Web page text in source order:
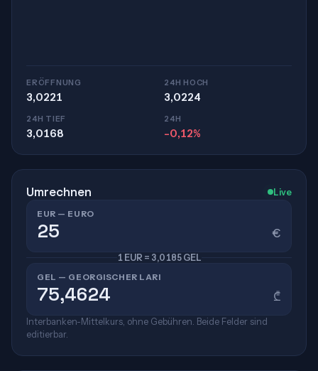
ERÖFFNUNG
3,0221
24H HOCH
3,0224
24H TIEF
3,0168
24H
-0,12%
Umrechnen Live
EUR — EURO
€
1 EUR = 3,0185 GEL
GEL — GEORGISCHER LARI
₾
Interbanken-Mittelkurs, ohne Gebühren. Beide Felder sind
editierbar.